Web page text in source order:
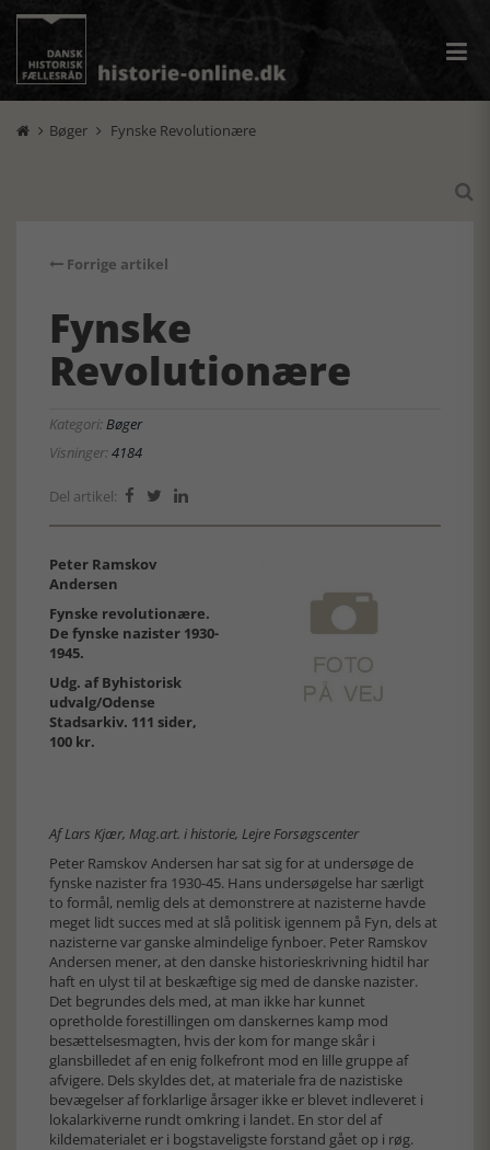
 Bøger  Fynske Revolutionære

Forrige artikel
Fynske
Revolutionære
Kategori:Bøger
Visninger:4184
Del artikel:   
Peter Ramskov
Andersen
Fynske revolutionære.
De fynske nazister 1930-
1945.
Udg. af Byhistorisk
udvalg/Odense
Stadsarkiv. 111 sider,
100 kr.
Af Lars Kjær, Mag.art. i historie, Lejre Forsøgscenter
Peter Ramskov Andersen har sat sig for at undersøge de
fynske nazister fra 1930-45. Hans undersøgelse har særligt
to formål, nemlig dels at demonstrere at nazisterne havde
meget lidt succes med at slå politisk igennem på Fyn, dels at
nazisterne var ganske almindelige fynboer. Peter Ramskov
Andersen mener, at den danske historieskrivning hidtil har
haft en ulyst til at beskæftige sig med de danske nazister.
Det begrundes dels med, at man ikke har kunnet
opretholde forestillingen om danskernes kamp mod
besættelsesmagten, hvis der kom for mange skår i
glansbilledet af en enig folkefront mod en lille gruppe af
afvigere. Dels skyldes det, at materiale fra de nazistiske
bevægelser af forklarlige årsager ikke er blevet indleveret i
lokalarkiverne rundt omkring i landet. En stor del af
kildematerialet er i bogstaveligste forstand gået op i røg.